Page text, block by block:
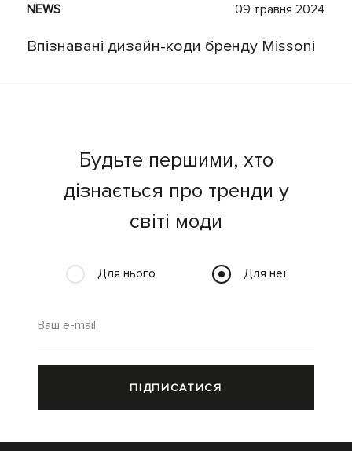
NEWS 09 травня 2024
Впізнавані дизайн-коди бренду Missoni
Будьте першими, хто
дізнається про тренди у
світі моди
Для нього Для неї
Ваш e-mail
ПІДПИСАТИСЯ